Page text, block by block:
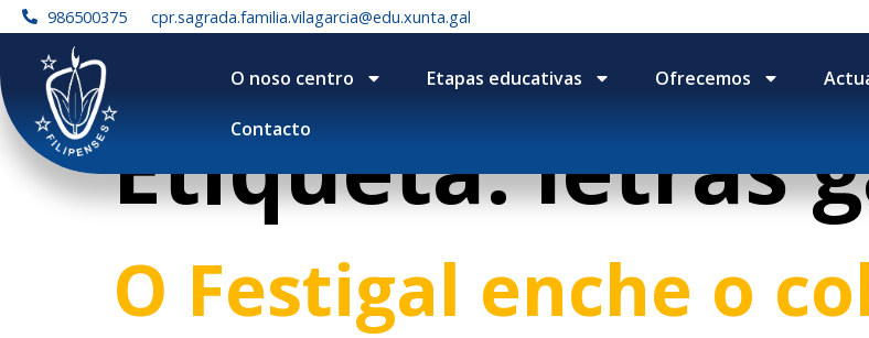
contenido986500375 cpr.sagrada.familia.vilagarcia@edu.xunta.gal
O noso centro Etapas educativas Ofrecemos
Contacto
Etiqueta:letras
O Festigal enche o